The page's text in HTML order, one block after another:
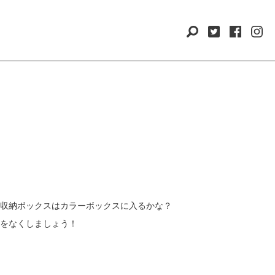
納ボックスはカラーボックスに入るかな？
なくしましょう！